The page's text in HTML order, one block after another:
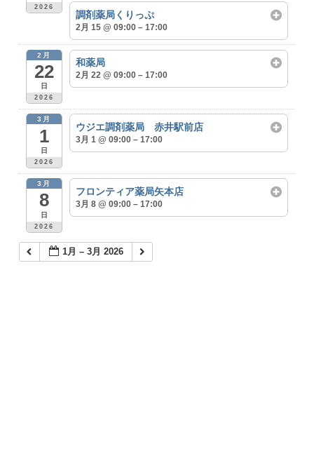
2026
調剤薬局くりっぷ
2月 15 @ 09:00 – 17:00
2月
22
日
2026
和薬局
2月 22 @ 09:00 – 17:00
3月
1
日
2026
ウジエ調剤薬局 赤井駅前店
3月 1 @ 09:00 – 17:00
3月
8
日
2026
フロンティア薬局矢本店
3月 8 @ 09:00 – 17:00
1月 – 3月 2026